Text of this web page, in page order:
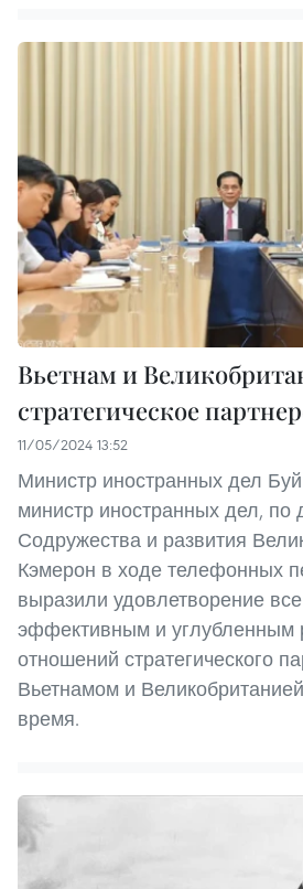
Вьетнам и
стратегическое
11/05/2024 13:52
Министр иностранных дел
министр иностранных дел, по
Содружества и развития
Кэмерон в ходе телефонных
выразили удовлетворение
эффективным и углубленным
отношений стратегического
Вьетнамом и
время.